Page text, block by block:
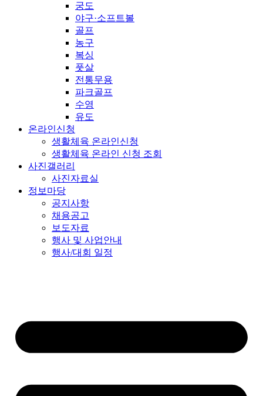
궁도
야구·소프트볼
골프
농구
복싱
풋살
전통무용
파크골프
수영
유도
온라인신청
생활체육 온라인신청
생활체육 온라인 신청 조회
사진갤러리
사진자료실
정보마당
공지사항
채용공고
보도자료
행사 및 사업안내
행사/대회 일정